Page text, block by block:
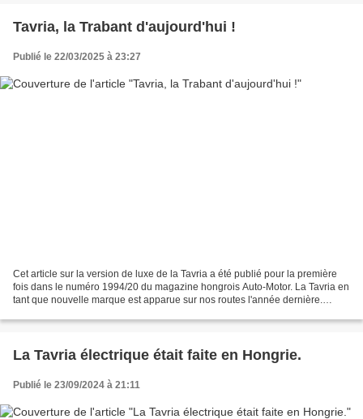
Tavria, la Trabant d'aujourd'hui !
Publié le 22/03/2025 à 23:27
Cet article sur la version de luxe de la Tavria a été publié pour la première
fois dans le numéro 1994/20 du magazine hongrois Auto-Motor. La Tavria en
tant que nouvelle marque est apparue sur nos routes l'année dernière.
La Tavria électrique était faite en Hongrie.
Publié le 23/09/2024 à 21:11